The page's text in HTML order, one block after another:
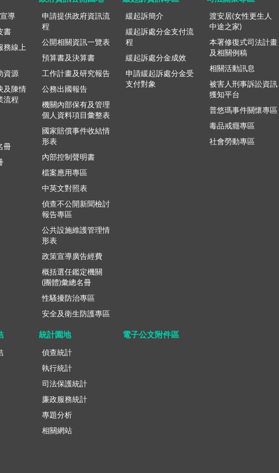
導
書
務線上
資源
及陳情
流程
冊
申請提供政府資訊流
程
公開相關資訊一覽表
預算書及決算書
工作計畫及研究報告
公務出國報告
機關內部保有及管理
個人資料項目彙整表
國家賠償事件收結情
形表
內部控制聲明書
檔案應用專區
中英文對照表
偵查不公開新聞檢討
報告專區
公共設施維護管理情
形表
政策宣導廣告經費
概括選任鑑定機關
(團體)彙總名冊
性騷擾防治專區
安全及衛生防護專區
緩起訴簡介
緩起訴處分金支付流
程
緩起訴處分金成效
申請緩起訴處分金受
支付對象
渡安居(女性更生人
中途之家)
本署修復式司法計畫
及相關例稿
相關活動訊息
被害人刑事訴訟資訊
獲知平台
普悠瑪事件關懷專區
毒品戒癮專區
社會勞動專區
統計園地
偵查統計
執行統計
司法保護統計
廉政服務統計
專題分析
相關網站
電子公文附件區